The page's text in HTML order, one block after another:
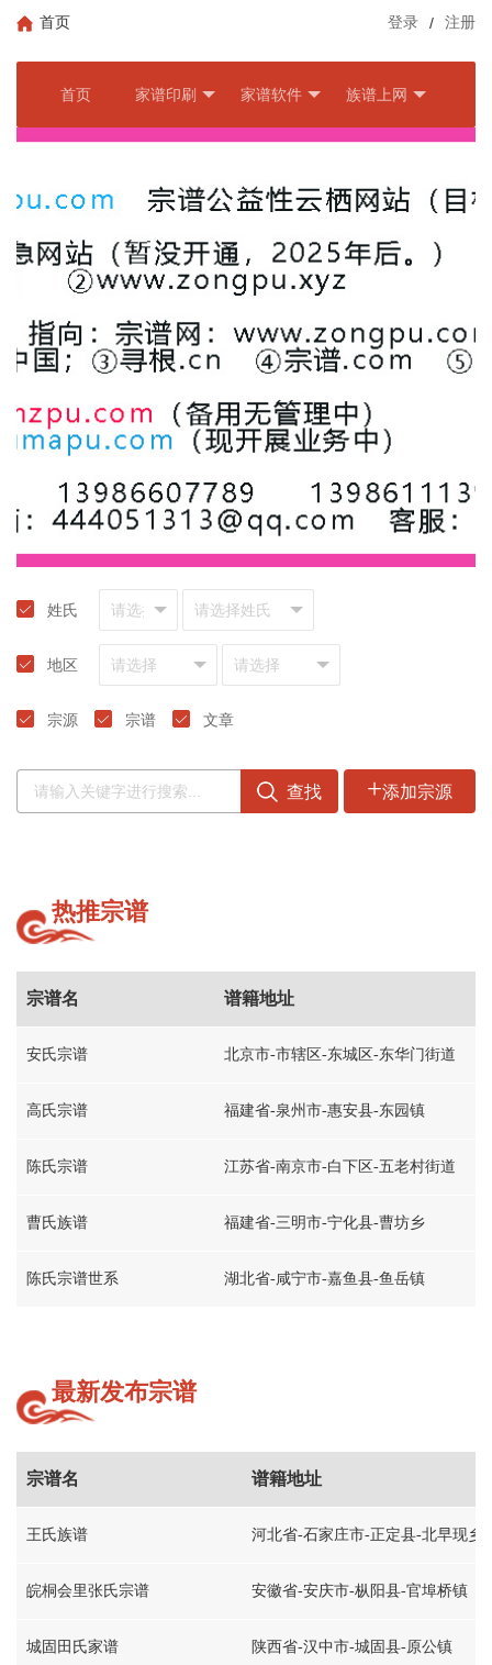
首页 登录 / 注册
首页 家谱印刷 家谱软件 族谱上网
姓氏
地区
宗源 宗谱 文章
查找 +添加宗源
热推宗谱
宗谱名 谱籍地址
安氏宗谱 北京市-市辖区-东城区-东华门街道
高氏宗谱 福建省-泉州市-惠安县-东园镇
陈氏宗谱 江苏省-南京市-白下区-五老村街道
曹氏族谱 福建省-三明市-宁化县-曹坊乡
陈氏宗谱世系 湖北省-咸宁市-嘉鱼县-鱼岳镇
最新发布宗谱
宗谱名 谱籍地址
王氏族谱 河北省-石家庄市-正定县-北早现乡
皖桐会里张氏宗谱 安徽省-安庆市-枞阳县-官埠桥镇
城固田氏家谱 陕西省-汉中市-城固县-原公镇